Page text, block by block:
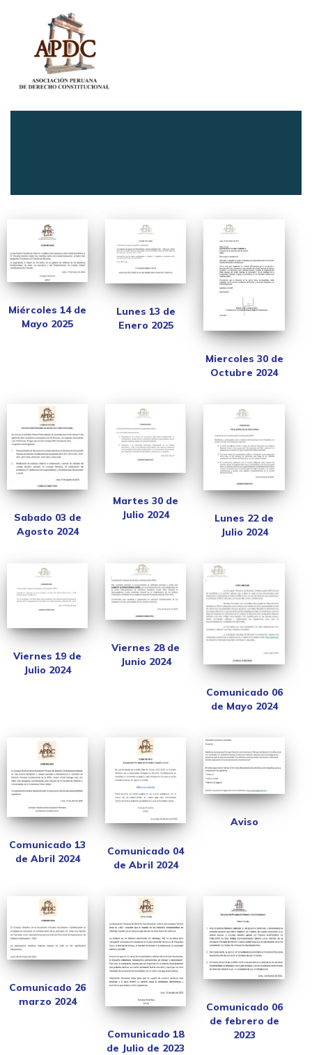
Miércoles 14 de
Mayo 2025
Lunes 13 de
Enero 2025
Miercoles 30 de
Octubre 2024
Sabado 03 de
Agosto 2024
Martes 30 de
Julio 2024
Lunes 22 de
Julio 2024
Viernes 19 de
Julio 2024
Viernes 28 de
Junio 2024
Comunicado 06
de Mayo 2024
Comunicado 13
de Abril 2024
Comunicado 04
de Abril 2024
Aviso
Comunicado 26
marzo 2024
Comunicado 18
de Julio de 2023
Comunicado 06
de febrero de
2023